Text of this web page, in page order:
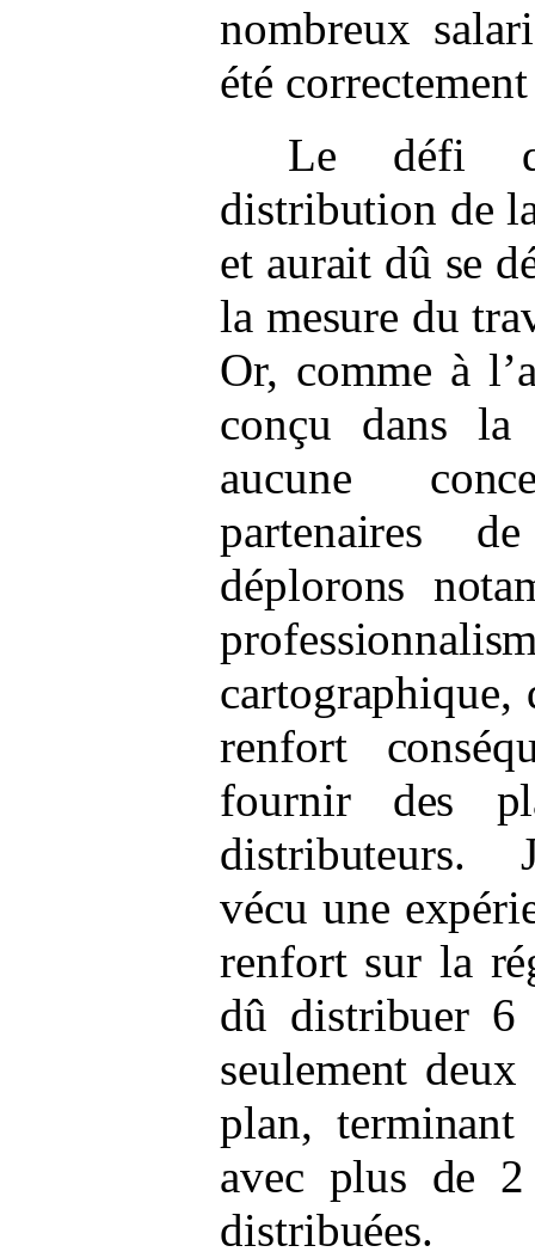
nombreux
été
Le défi
distribution de
et aurait dû se
la mesure du
Or, comme à
conçu dans la
aucune
partenaires
déplorons
cartographique,
renfort
fournir des
distributeurs.
vécu une
renfort sur la
dû distribuer 6
seulement
plan,
avec plus de 2
distribuées.